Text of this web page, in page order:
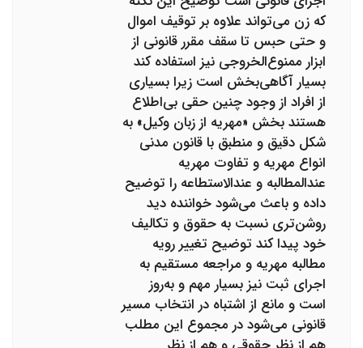
که زن می‌تواند علاوه بر توقیف اموال
و حتی حبس تا سقف مقرر قانونی از
ابزار ممنوع‌الخروجی نیز استفاده کند
بسیار آگاهی‌بخش است زیرا بسیاری
از افراد از وجود چنین حقی بی‌اطلاع
هستند بخش «مهریه از زبان وکیل» به
شکل دقیق و منطبق با قانون مدنی
انواع مهریه و تفاوت مهریه
عندالمطالبه و عندالاستطاعه را توضیح
داده و باعث می‌شود خواننده دید
روشن‌تری نسبت به حقوق و تکالیف
خود پیدا کند توضیح تغییر رویه
مطالبه مهریه و مراجعه مستقیم به
اجرای ثبت نیز بسیار مهم و به‌روز
است و مانع از اشتباه در انتخاب مسیر
قانونی می‌شود در مجموع این مطلب